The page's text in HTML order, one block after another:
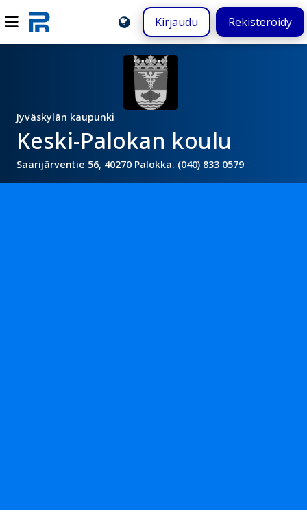
Kirjaudu Rekisteröidy
Jyväskylän kaupunki
Keski-Palokan koulu
Saarijärventie 56, 40270 Palokka. (040) 833 0579